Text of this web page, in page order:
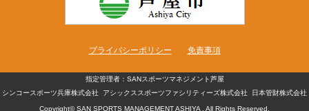
プライバシーポリシー 免責事項
指定管理者：SANスポーツマネジメント芦屋
シンコースポーツ兵庫株式会社
アシックススポーツファシリティーズ株式会社 日本管財株式会社
Copyright© SAN SPORTS MANAGEMENT ASHIYA , All Rights Reserved.